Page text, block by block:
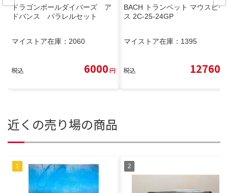
ドラゴンボールダイバーズ ア
ドバンス パラレルセット
マイストア在庫： 2060
税込 6000円
BACH トランペット マウスピー
ス 2C-25-24GP
マイストア在庫： 1395
税込 12760
近くの売り場の商品